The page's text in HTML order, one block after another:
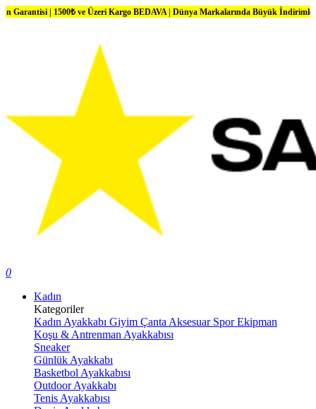
ve Üzeri Kargo BEDAVA | Dünya Markalarında Büyük İndirimler
0
Kadın
Kategoriler
Kadın Ayakkabı Giyim Çanta Aksesuar Spor Ekipman
Koşu & Antrenman Ayakkabısı
Sneaker
Günlük Ayakkabı
Basketbol Ayakkabısı
Outdoor Ayakkabı
Tenis Ayakkabısı